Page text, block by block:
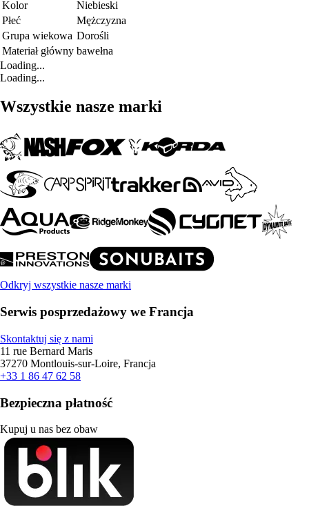
Kolor
Niebieski
Płeć
Mężczyzna
Grupa wiekowa Dorośli
Materiał główny bawełna
Loading...
Loading...
Wszystkie nasze marki
Odkryj wszystkie nasze marki
Serwis posprzedażowy we Francja
Skontaktuj się z nami
11 rue Bernard Maris
37270 Montlouis-sur-Loire, Francja
+33 1 86 47 62 58
Bezpieczna płatność
Kupuj u nas bez obaw